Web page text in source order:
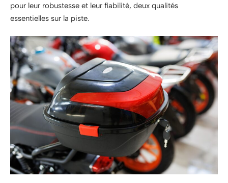
pour leur robustesse et leur fiabilité, deux qualités
essentielles sur la piste.